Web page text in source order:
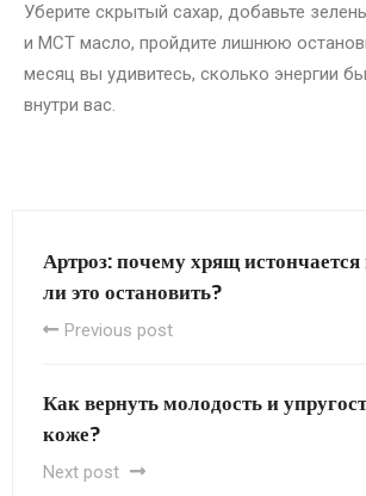
Уберите скрытый сахар, добавьте
и МСТ масло, пройдите лишнюю
месяц вы удивитесь, сколько энергии
внутри вас.
Артроз: почему хрящ
ли это остановить?
Previous post
Как вернуть молодость и
коже?
Next post